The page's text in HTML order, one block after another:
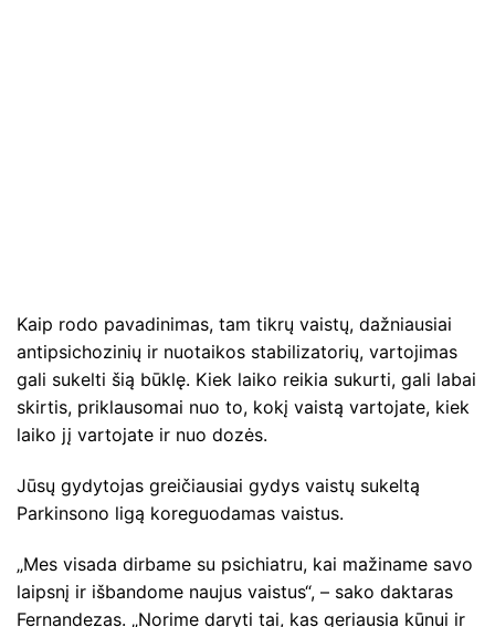
Kaip rodo pavadinimas, tam tikrų vaistų, dažniausiai
antipsichozinių ir nuotaikos stabilizatorių, vartojimas
gali sukelti šią būklę. Kiek laiko reikia sukurti, gali labai
skirtis, priklausomai nuo to, kokį vaistą vartojate, kiek
laiko jį vartojate ir nuo dozės.
Jūsų gydytojas greičiausiai gydys vaistų sukeltą
Parkinsono ligą koreguodamas vaistus.
„Mes visada dirbame su psichiatru, kai mažiname savo
laipsnį ir išbandome naujus vaistus“, – sako daktaras
Fernandezas. „Norime daryti tai, kas geriausia kūnui ir